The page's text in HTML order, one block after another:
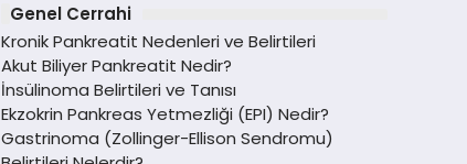
Genel Cerrahi
Kronik Pankreatit Nedenleri ve Belirtileri
Akut Biliyer Pankreatit Nedir?
İnsülinoma Belirtileri ve Tanısı
Ekzokrin Pankreas Yetmezliği (EPI) Nedir?
Gastrinoma (Zollinger-Ellison Sendromu)